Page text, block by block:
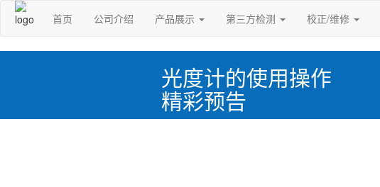
首页 公司介绍 产品展示 第三方检测 校正/维修
光度计的使用操作
精彩预告